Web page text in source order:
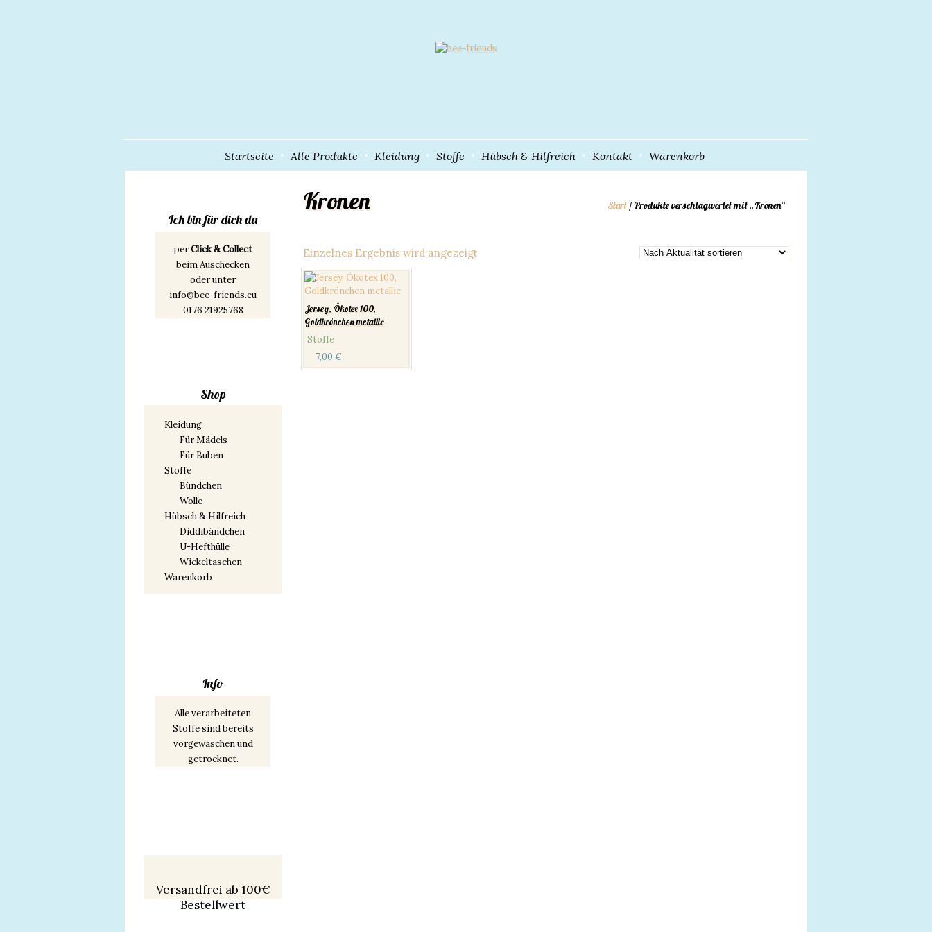
Startseite Alle Produkte Kleidung Stoffe Hübsch & Hilfreich Kontakt Warenkorb
Start / Produkte verschlagwortet mit „Kronen“
Kronen
Einzelnes Ergebnis wird angezeigt
Jersey, Ökotex 100,
Goldkrönchen metallic
Stoffe
7,00 €
Ich bin für dich da
perClick & Collect
beim Auschecken
oder unter
info@bee-friends.eu
0176 21925768
Shop
Kleidung
Für Mädels
Für Buben
Stoffe
Bündchen
Wolle
Hübsch & Hilfreich
Diddibändchen
U-Hefthülle
Wickeltaschen
Warenkorb
Info
Alle verarbeiteten
Stoffe sind bereits
vorgewaschen und
getrocknet.
Versandfrei ab 100€
Bestellwert